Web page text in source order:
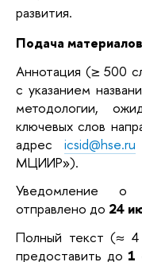
развития.
Подача материалов
Аннотация (≥ 500
с указанием
методологии,
ключевых слов
адресicsid@hse.ru
МЦИИР»).
Уведомление о
отправлено до 24
Полный текст (≈
предоставить до1